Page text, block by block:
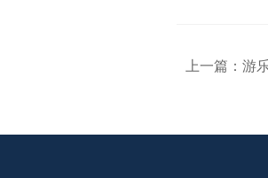
上一篇： 游